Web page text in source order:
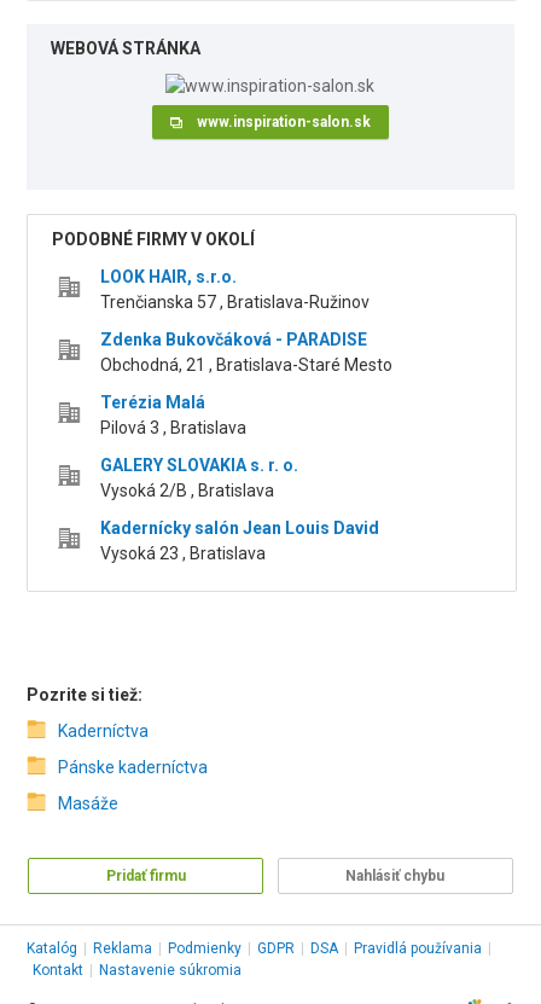
WEBOVÁ STRÁNKA
www.inspiration-salon.sk
PODOBNÉ FIRMY V OKOLÍ
LOOK HAIR, s.r.o.
Trenčianska 57 , Bratislava-Ružinov
Zdenka Bukovčáková - PARADISE
Obchodná, 21 , Bratislava-Staré Mesto
Terézia Malá
Pilová 3 , Bratislava
GALERY SLOVAKIA s. r. o.
Vysoká 2/B , Bratislava
Kadernícky salón Jean Louis David
Vysoká 23 , Bratislava
Pozrite si tiež:
Kaderníctva
Pánske kaderníctva
Masáže
Pridať firmu Nahlásiť chybu
Katalóg Reklama Podmienky GDPR DSA Pravidlá používania
Kontakt
Nastavenie súkromia